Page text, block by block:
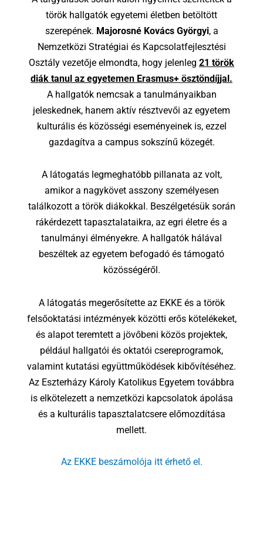
török hallgatók egyetemi életben betöltött
szerepének. Majorosné Kovács Györgyi, a
Nemzetközi Stratégiai és Kapcsolatfejlesztési
Osztály vezetője elmondta, hogy jelenleg 21 török
diák tanul az egyetemen Erasmus+ ösztöndíjjal.
A hallgatók nemcsak a tanulmányaikban
jeleskednek, hanem aktív résztvevői az egyetem
kulturális és közösségi eseményeinek is, ezzel
gazdagítva a campus sokszínű közegét.
A látogatás legmeghatóbb pillanata az volt,
amikor a nagykövet asszony személyesen
találkozott a török diákokkal. Beszélgetésük során
rákérdezett tapasztalataikra, az egri életre és a
tanulmányi élményekre. A hallgatók hálával
beszéltek az egyetem befogadó és támogató
közösségéről.
A látogatás megerősítette az EKKE és a török
felsőoktatási intézmények közötti erős kötelékeket,
és alapot teremtett a jövőbeni közös projektek,
például hallgatói és oktatói csereprogramok,
valamint kutatási együttműködések kibővítéséhez.
Az Eszterházy Károly Katolikus Egyetem továbbra
is elkötelezett a nemzetközi kapcsolatok ápolása
és a kulturális tapasztalatcsere előmozdítása
mellett.
Az EKKE beszámolója itt érhető el.